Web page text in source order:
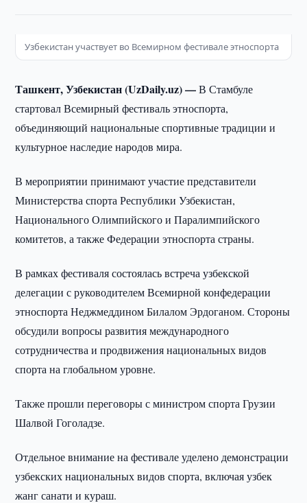
Узбекистан участвует во Всемирном фестивале этноспорта
Ташкент, Узбекистан (UzDaily.uz) —В Стамбуле
стартовал Всемирный фестиваль этноспорта,
объединяющий национальные спортивные традиции и
культурное наследие народов мира.
В мероприятии принимают участие представители
Министерства спорта Республики Узбекистан,
Национального Олимпийского и Паралимпийского
комитетов, а также Федерации этноспорта страны.
В рамках фестиваля состоялась встреча узбекской
делегации с руководителем Всемирной конфедерации
этноспорта Неджмеддином Билалом Эрдоганом. Стороны
обсудили вопросы развития международного
сотрудничества и продвижения национальных видов
спорта на глобальном уровне.
Также прошли переговоры с министром спорта Грузии
Шалвой Гоголадзе.
Отдельное внимание на фестивале уделено демонстрации
узбекских национальных видов спорта, включая узбек
жанг санати и кураш.